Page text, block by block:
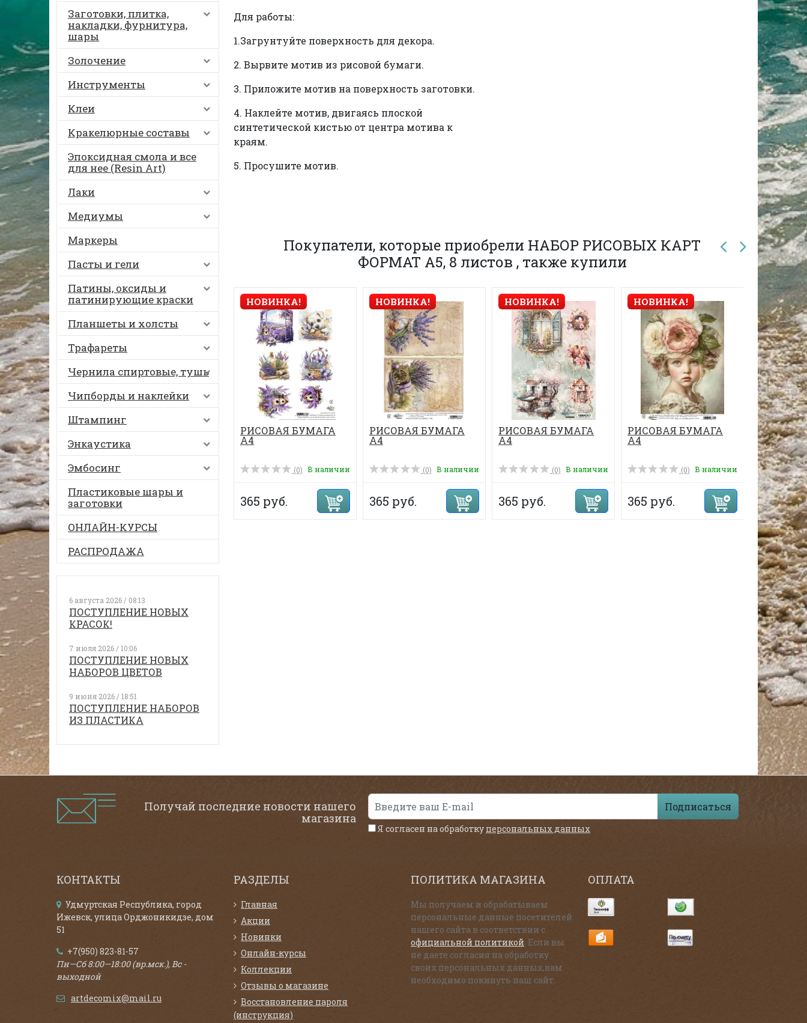
Заготовки, плитка,
накладки, фурнитура,
шары
Золочение
Инструменты
Клеи
Кракелюрные составы
Эпоксидная смола и все
для нее (Resin Art)
Лаки
Медиумы
Маркеры
Пасты и гели
Патины, оксиды и
патинирующие краски
Планшеты и холсты
Трафареты
Чернила спиртовые, тушь
Чипборды и наклейки
Штампинг
Энкаустика
Эмбосинг
Пластиковые шары и
заготовки
ОНЛАЙН-КУРСЫ
РАСПРОДАЖА
6 августа 2026 / 08:13
ПОСТУПЛЕНИЕ НОВЫХ
КРАСОК!
7 июля 2026 / 10:06
ПОСТУПЛЕНИЕ НОВЫХ
НАБОРОВ ЦВЕТОВ
9 июня 2026 / 18:51
ПОСТУПЛЕНИЕ НАБОРОВ
ИЗ ПЛАСТИКА
Для работы:
1.Загрунтуйте поверхность для декора.
2. Вырвите мотив из рисовой бумаги.
3. Приложите мотив на поверхность заготовки.
4. Наклейте мотив, двигаясь плоской
синтетической кистью от центра мотива к
краям.
5. Просушите мотив.
Покупатели, которые приобрели НАБОР РИСОВЫХ КАРТ
ФОРМАТ А5, 8 листов , также купили
НОВИНКА!
РИСОВАЯ БУМАГА
А4
(0) В наличии
365 руб.
НОВИНКА!
РИСОВАЯ БУМАГА
А4
(0) В наличии
365 руб.
НОВИНКА!
РИСОВАЯ БУМАГА
А4
(0) В наличии
365 руб.
НОВИНКА!
РИСОВАЯ БУМАГА
А4
(0) В наличии
365 руб.
А4
365 руб.
Получай последние новости нашего
магазина
Подписаться
Я согласен на обработку персональных данных
КОНТАКТЫ
Удмуртская Республика, город
Ижевск, улица Орджоникидзе, дом
51
+7(950) 823-81-57
Пн—Сб 8:00—18:00 (вр.мск.), Вс -
выходной
artdecomix@mail.ru
РАЗДЕЛЫ
Главная
Акции
Новинки
Онлайн-курсы
Коллекции
Отзывы о магазине
Восстановление пароля
(инструкция)
ПОЛИТИКА МАГАЗИНА
Мы получаем и обрабатываем
персональные данные посетителей
нашего сайта в соответствии с
официальной политикой. Если вы
не даете согласия на обработку
своих персональных данных,вам
необходимо покинуть наш сайт.
ОПЛАТА